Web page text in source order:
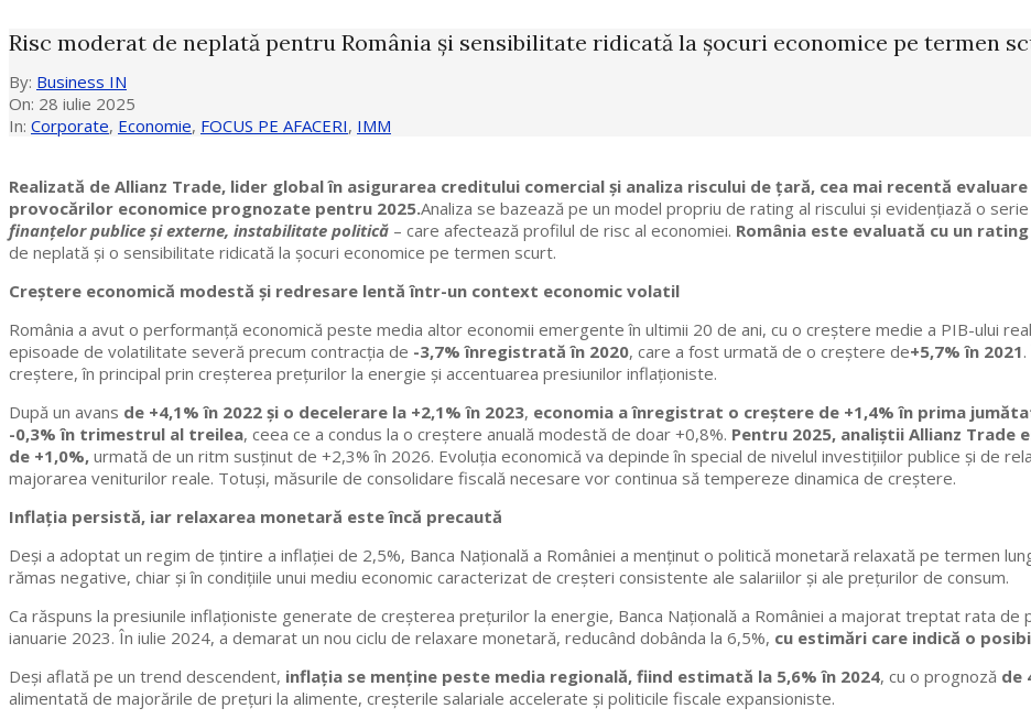
Risc moderat de neplată pentru România și sensibilitate ridicată la șocuri economice pe termen
By: Business IN
On: 28 iulie 2025
In: Corporate, Economie, FOCUS PE AFACERI, IMM
Realizată de Allianz Trade, lider global în asigurarea creditului comercial și analiza riscului de țară, cea mai recentă
provocărilor economice prognozate pentru 2025.Analiza se bazează pe un model propriu de rating al riscului și evidențiază o
finanțelor publice și externe, instabilitate politică – care afectează profilul de risc al economiei. România este evaluată cu un
de neplată și o sensibilitate ridicată la șocuri economice pe termen scurt.
Creștere economică modestă și redresare lentă într-un context economic volatil
România a avut o performanță economică peste media altor economii emergente în ultimii 20 de ani, cu o creștere medie a PIB-ului
episoade de volatilitate severă precum contracția de -3,7% înregistrată în 2020, care a fost urmată de o creștere de+5,7% în 2021
creștere, în principal prin creșterea prețurilor la energie și accentuarea presiunilor inflaționiste.
După un avans de +4,1% în 2022 și o decelerare la +2,1% în 2023, economia a înregistrat o creștere de +1,4% în prima
-0,3% în trimestrul al treilea, ceea ce a condus la o creștere anuală modestă de doar +0,8%. Pentru 2025, analiștii Allianz Trade
de +1,0%, urmată de un ritm susținut de +2,3% în 2026. Evoluția economică va depinde în special de nivelul investițiilor publice și de
majorarea veniturilor reale. Totuși, măsurile de consolidare fiscală necesare vor continua să tempereze dinamica de creștere.
Inflația persistă, iar relaxarea monetară este încă precaută
Deși a adoptat un regim de țintire a inflației de 2,5%, Banca Națională a României a menținut o politică monetară relaxată pe termen
rămas negative, chiar și în condițiile unui mediu economic caracterizat de creșteri consistente ale salariilor și ale prețurilor de consum.
Ca răspuns la presiunile inflaționiste generate de creșterea prețurilor la energie, Banca Națională a României a majorat treptat rata de
ianuarie 2023. În iulie 2024, a demarat un nou ciclu de relaxare monetară, reducând dobânda la 6,5%, cu estimări care indică o
Deși aflată pe un trend descendent, inflația se menține peste media regională, fiind estimată la 5,6% în 2024, cu o prognoză de
alimentată de majorările de prețuri la alimente, creșterile salariale accelerate și politicile fiscale expansioniste.